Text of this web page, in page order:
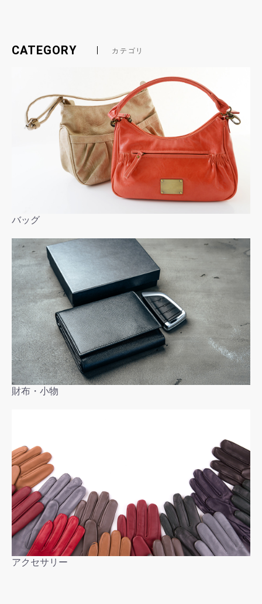
CATEGORY カテゴリ
バッグ
財布・小物
アクセサリー